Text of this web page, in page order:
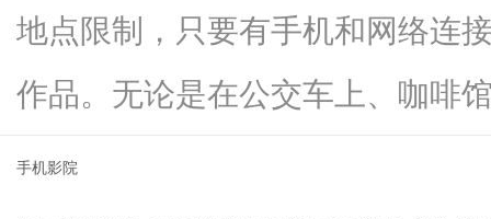
地点限制，只要有手机和网络连
作品。无论是在公交车上、咖啡
手机影院